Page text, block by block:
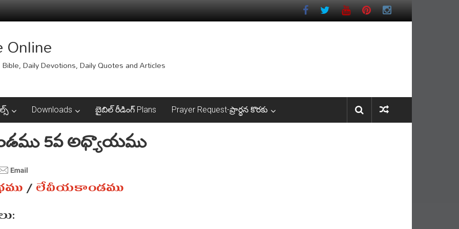
Online
Daily Devotions, Daily Quotes and Articles
Downloads బైబిల్ రీడింగ్ Plans Prayer Request-ప్రార్ధన కొరకు
5వ అధ్యాయము
/లేవీయకాండము